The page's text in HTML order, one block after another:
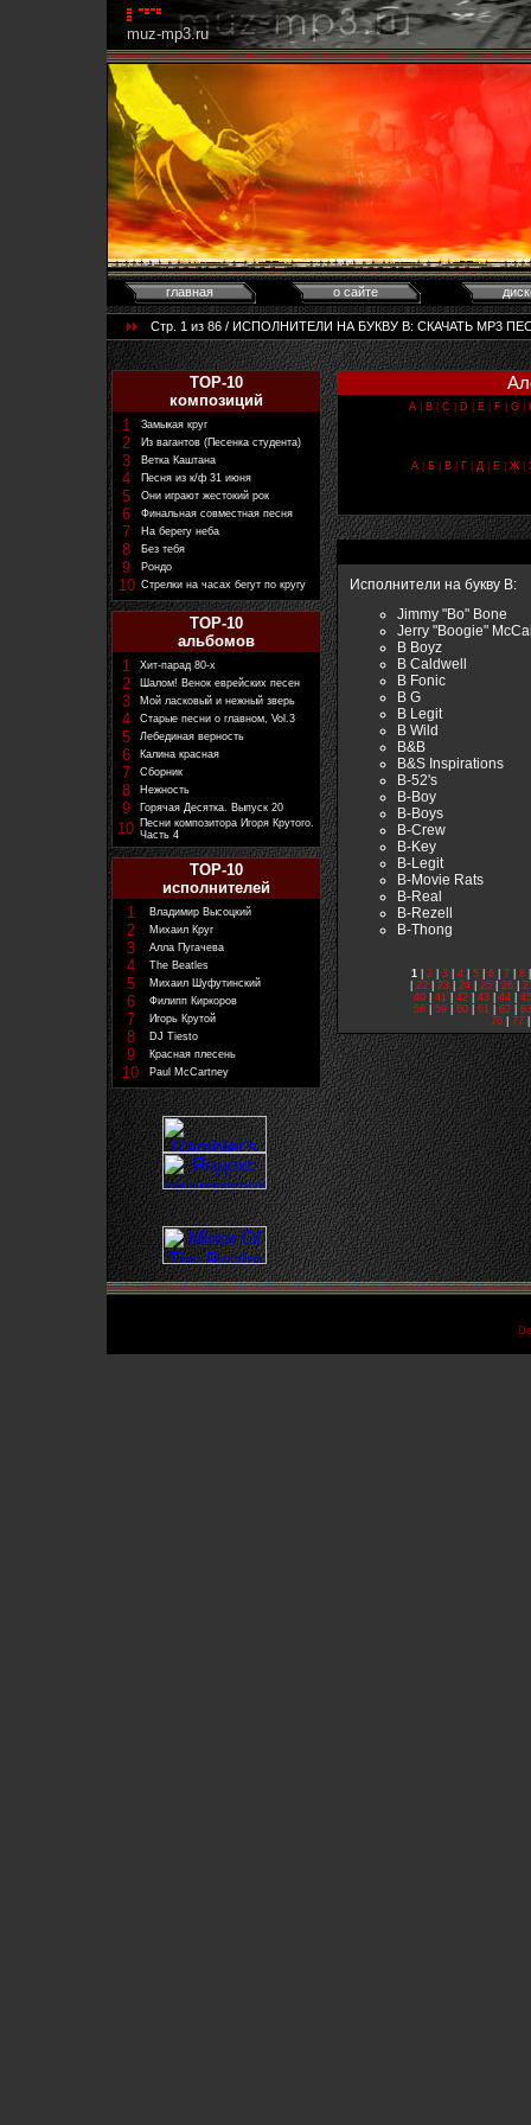
muz-mp3.ru
главная о сайте
Стр. 1 из 86 / ИСПОЛНИТЕЛИ НА БУКВУ B: CКАЧАТЬ MP3
TOP-10
композиций
1
Замыкая круг
2 Из вагантов (Песенка студента)
3 Ветка Каштана
4 Песня из к/ф 31 июня
5 Они играют жестокий рок
6 Финальная совместная песня
7 На берегу неба
8 Без тебя
9 Рондо
10 Стрелки на часах бегут по кругу
TOP-10
альбомов
1
Хит-парад 80-х
2 Шалом! Венок еврейских песен
3 Мой ласковый и нежный зверь
4 Старые песни о главном, Vol.3
5 Лебединая верность
6 Калина красная
7 Сборник
8 Нежность
9 Горячая Десятка. Выпуск 20
10 Песни композитора Игоря Крутого.
Часть 4
TOP-10
исполнителей
1
Владимир Высоцкий
2 Михаил Круг
3 Алла Пугачева
4 The Beatles
5 Михаил Шуфутинский
6 Филипп Киркоров
7 Игорь Крутой
8 DJ Tiesto
9 Красная плесень
10 Paul McCartney
A B C D E F G
А| Б| В| Г| Д| Е| Ж|
Исполнители на букву B:
Jimmy "Bo" Bone
Jerry "Boogie"
B Boyz
B Caldwell
B Fonic
B G
B Legit
B Wild
B&B
B&S Inspirations
B-52's
B-Boy
B-Boys
B-Crew
B-Key
B-Legit
B-Movie Rats
B-Real
B-Rezell
B-Thong
1 2 3 4 5 6 7 8
22 23 24 25 26
40| 41| 42| 43| 44| 45
58| 59| 60| 61| 62| 63
76
77